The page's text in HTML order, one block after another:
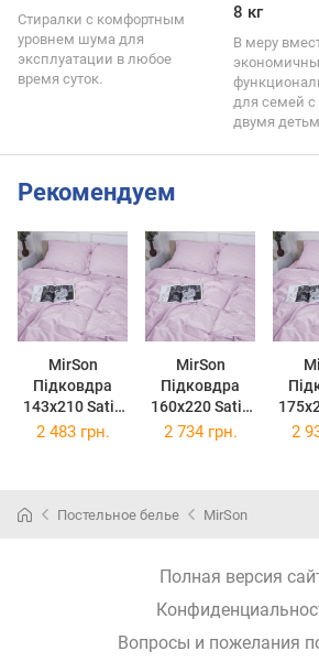
Стиралки с комфортным
уровнем шума для
эксплуатации в любое
время суток.
8 кг
В меру
для семей
двумя
Рекомендуем
MirSon
Підковдра
143х210 Satin
Stripe 30-0007
MirSon
Підковдра
160х220 Satin
Stripe 30-0007
2 483 грн. 2 734 грн. 2
Постельное белье MirSon
Полная версия
Вопросы и пожелания